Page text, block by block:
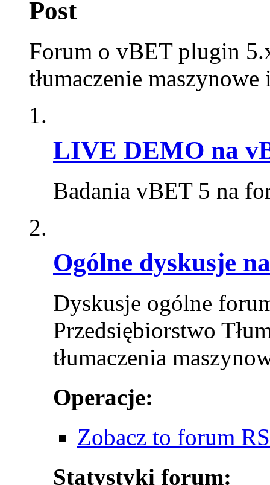
Post
Forum o vBET plugin
tłumaczenie maszynowe
LIVE DEMO na
Badania vBET 5 na
Ogólne dyskusje
Dyskusje ogólne
Przedsiębiorstwo
tłumaczenia
Operacje:
Zobacz to forum
Statystyki forum: